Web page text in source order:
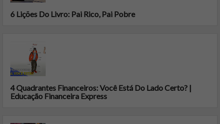
6 Lições Do Livro: Pai Rico, Pai Pobre
4 Quadrantes Financeiros: Você Está Do Lado Certo? |
Educação Financeira Express